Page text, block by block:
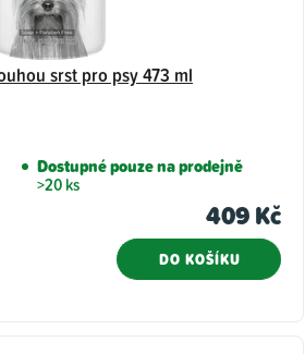
srst pro psy 473 ml
Dostupné pouze na prodejně
>20 ks
409 Kč
DO KOŠÍKU